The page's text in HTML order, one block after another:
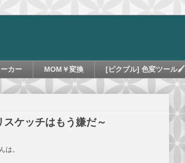
カー MOM￥変換 [ピクブル] 色変ツール🖌
ケッチはもう嫌だ～
は。